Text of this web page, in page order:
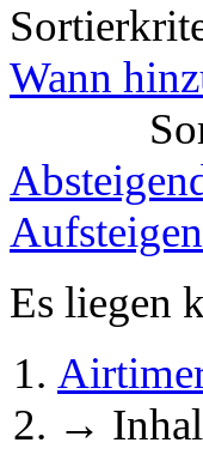
Wann
Es liegen
→